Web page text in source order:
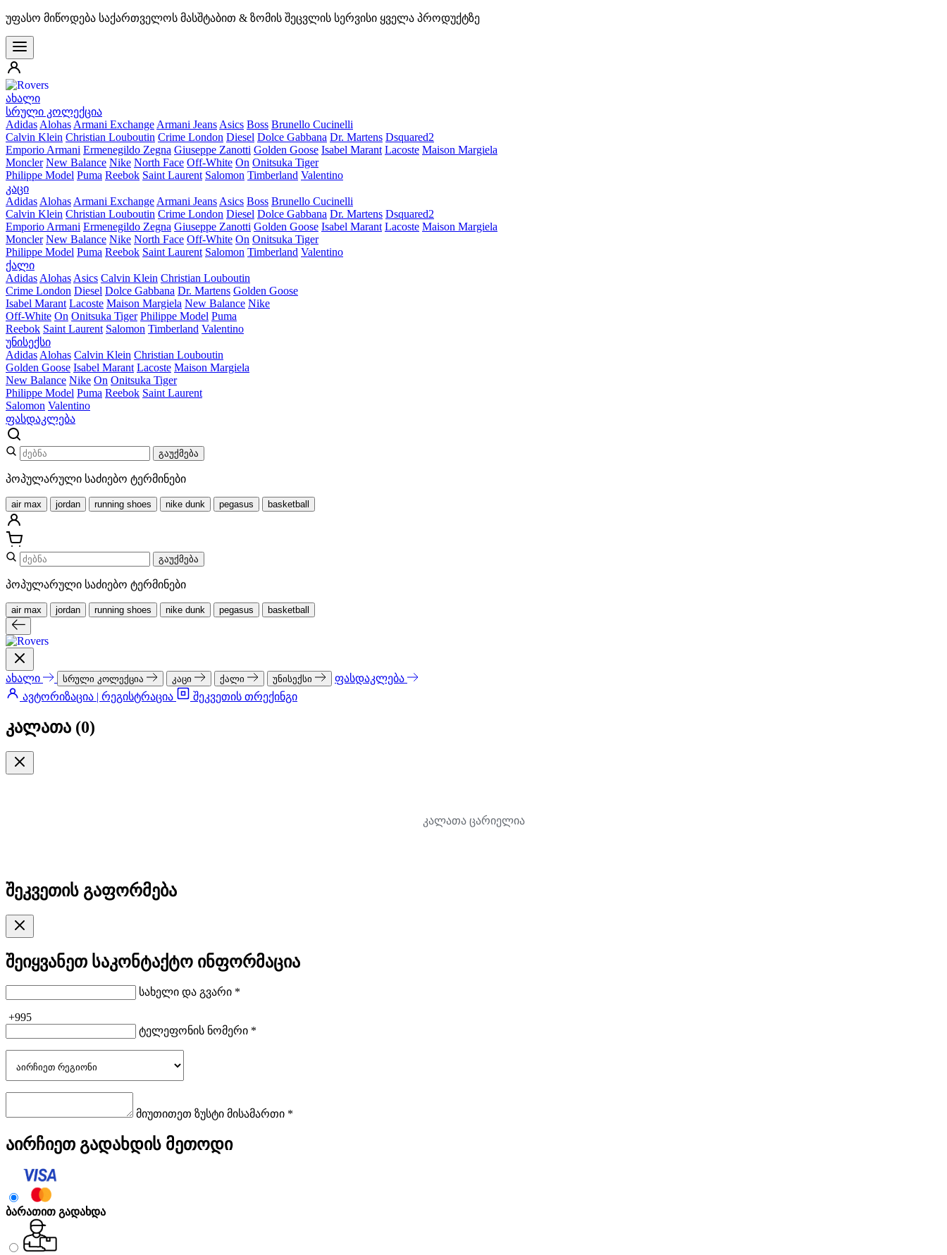
უფასო მიწოდება საქართველოს მასშტაბით & ზომის შეცვლის სერვისი ყველა პროდუქტზე
ახალი
სრული კოლექცია
Adidas Alohas Armani Exchange Armani Jeans Asics Boss Brunello Cucinelli
Calvin Klein Christian Louboutin Crime London Diesel Dolce Gabbana Dr. Martens Dsquared2
Emporio Armani Ermenegildo Zegna Giuseppe Zanotti Golden Goose Isabel Marant Lacoste Maison Margiela
Moncler New Balance Nike North Face Off-White On Onitsuka Tiger
Philippe Model Puma Reebok Saint Laurent Salomon Timberland Valentino
კაცი
Adidas Alohas Armani Exchange Armani Jeans Asics Boss Brunello Cucinelli
Calvin Klein Christian Louboutin Crime London Diesel Dolce Gabbana Dr. Martens Dsquared2
Emporio Armani Ermenegildo Zegna Giuseppe Zanotti Golden Goose Isabel Marant Lacoste Maison Margiela
Moncler New Balance Nike North Face Off-White On Onitsuka Tiger
Philippe Model Puma Reebok Saint Laurent Salomon Timberland Valentino
ქალი
Adidas Alohas Asics Calvin Klein Christian Louboutin
Crime London Diesel Dolce Gabbana Dr. Martens Golden Goose
Isabel Marant Lacoste Maison Margiela New Balance Nike
Off-White On Onitsuka Tiger Philippe Model Puma
Reebok Saint Laurent Salomon Timberland Valentino
უნისექსი
Adidas Alohas Calvin Klein Christian Louboutin
Golden Goose Isabel Marant Lacoste Maison Margiela
New Balance Nike On Onitsuka Tiger
Philippe Model Puma Reebok Saint Laurent
Salomon Valentino
ფასდაკლება
გაუქმება
პოპულარული საძიებო ტერმინები
air max jordan running shoes nike dunk pegasus basketball
გაუქმება
პოპულარული საძიებო ტერმინები
air max jordan running shoes nike dunk pegasus basketball
ახალი სრული კოლექცია კაცი ქალი უნისექსი
ფასდაკლება
ავტორიზაცია | რეგისტრაცია
შეკვეთის თრექინგი
კალათა (0)
კალათა ცარიელია
შეკვეთის გაფორმება
შეიყვანეთ საკონტაქტო ინფორმაცია
სახელი და გვარი *
+995
ტელეფონის ნომერი *
მიუთითეთ ზუსტი მისამართი *
აირჩიეთ გადახდის მეთოდი
ბარათით გადახდა